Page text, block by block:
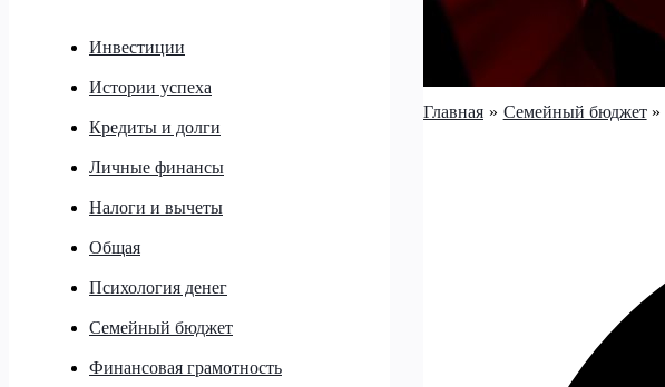
Инвестиции
Истории успеха
Кредиты и долги
Личные финансы
Налоги и вычеты
Общая
Психология денег
Семейный бюджет
Финансовая грамотность
Главная Семейный бюджет